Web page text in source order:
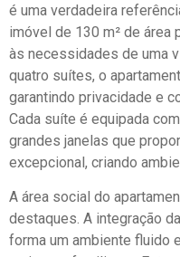
é uma verdadeira
imóvel de 130 m² de área
às necessidades de uma
quatro suítes, o
garantindo privacidade e
Cada suíte é equipada
grandes janelas que
excepcional, criando
A área social do
destaques. A integração
forma um ambiente fluido